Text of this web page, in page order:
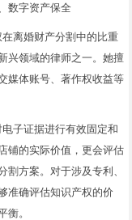
数字资产保全
离婚财产分割中的比重
兴领域的律师之一。她擅
媒体账号、著作权收益等
子证据进行有效固定和
铺的实际价值，更会评估
方案。对于涉及专利、
准确评估知识产权的价
衡。